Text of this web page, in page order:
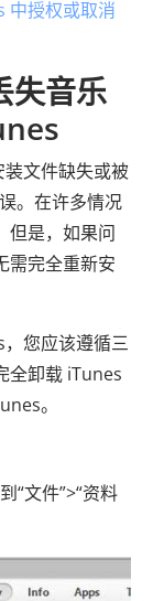
中授权或取消
失音乐
文件缺失或被
。在许多情况
但是，如果问
需完全重新安
您应该遵循三
全卸载 iTunes
。
“文件”>“资料